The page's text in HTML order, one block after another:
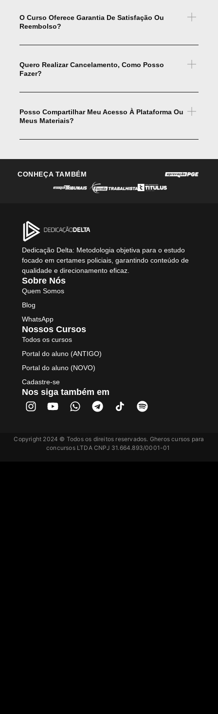
O Curso Oferece Garantia De Satisfação Ou
Reembolso?
Quero Realizar Cancelamento, Como Posso
Fazer?
Posso Compartilhar Meu Acesso À Plataforma Ou
Meus Materiais?
CONHEÇA TAMBÉM
Dedicação Delta: Metodologia objetiva para o estudo
focado em certames policiais, garantindo conteúdo de
qualidade e direcionamento eficaz.
Sobre Nós
Quem Somos
Blog
WhatsApp
Nossos Cursos
Todos os cursos
Portal do aluno (ANTIGO)
Portal do aluno (NOVO)
Cadastre-se
Nos siga também em
Copyright 2024 © Todos os direitos reservados. Gheros cursos para
concursos LTDA CNPJ 31.664.893/0001-01